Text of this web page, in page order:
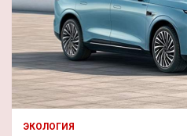
ЭКОЛОГИЯ